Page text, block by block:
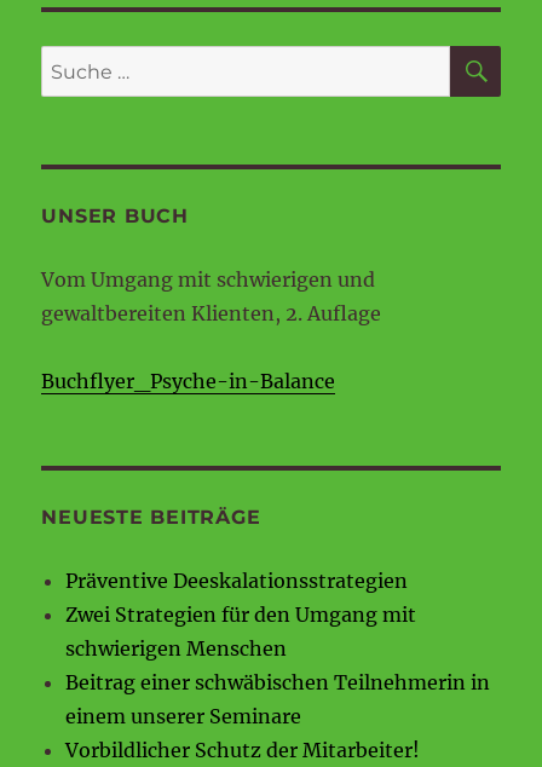
Beiträge
E
Suche
nach:
UNSER BUCH
Vom Umgang mit schwierigen und
gewaltbereiten Klienten, 2. Auflage
Buchflyer_Psyche-in-Balance
NEUESTE BEITRÄGE
Präventive Deeskalationsstrategien
Zwei Strategien für den Umgang mit
schwierigen Menschen
Beitrag einer schwäbischen Teilnehmerin in
einem unserer Seminare
Vorbildlicher Schutz der Mitarbeiter!